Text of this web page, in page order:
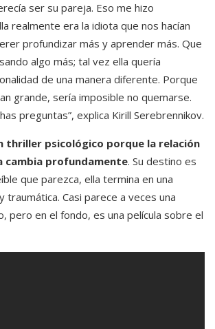
ser su pareja. Eso me hizo
realmente era la idiota que nos hacían
profundizar más y aprender más. Que
algo más; tal vez ella quería
de una manera diferente. Porque
grande, sería imposible no quemarse.
preguntas”, explica Kirill Serebrennikov.
thriller psicológico porque la relación
cambia profundamente. Su destino es
que parezca, ella termina en una
traumática. Casi parece a veces una
pero en el fondo, es una película sobre el